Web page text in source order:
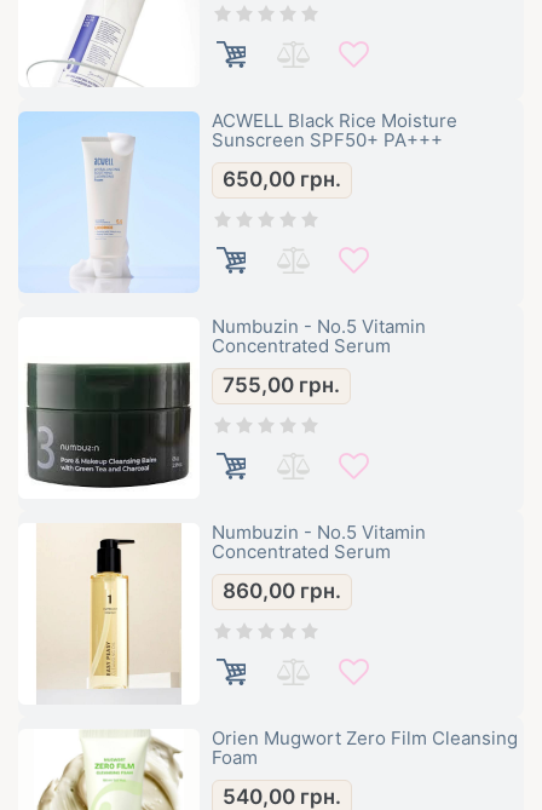
ACWELL Black Rice Moisture
Sunscreen SPF50+ PA+++
650,00 грн.
Numbuzin - No.5 Vitamin
Concentrated Serum
755,00 грн.
Numbuzin - No.5 Vitamin
Concentrated Serum
860,00 грн.
Orien Mugwort Zero Film Cleansing
Foam
540,00 грн.